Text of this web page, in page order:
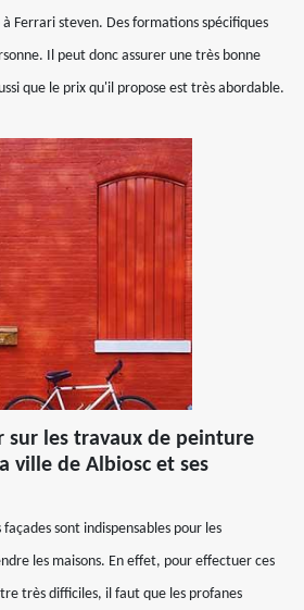
Ferrari steven. Des formations spécifiques
Il peut donc assurer une très bonne
que le prix qu'il propose est très abordable.
sur les travaux de peinture
ville de Albiosc et ses
sont indispensables pour les
les maisons. En effet, pour effectuer ces
très difficiles, il faut que les profanes